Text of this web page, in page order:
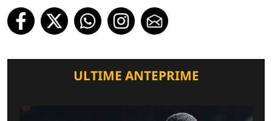
ULTIME ANTEPRIME